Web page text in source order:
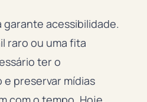
garante acessibilidade.
raro ou uma fita
ter o
preservar mídias